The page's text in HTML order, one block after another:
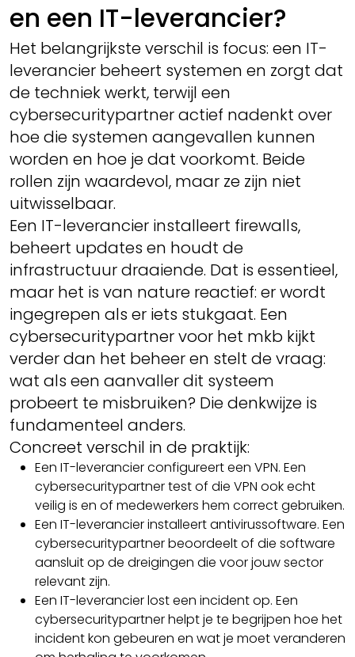
en een IT-leverancier?
Het belangrijkste verschil is focus: een IT-
leverancier beheert systemen en zorgt dat
de techniek werkt, terwijl een
cybersecuritypartner actief nadenkt over
hoe die systemen aangevallen kunnen
worden en hoe je dat voorkomt. Beide
rollen zijn waardevol, maar ze zijn niet
uitwisselbaar.
Een IT-leverancier installeert firewalls,
beheert updates en houdt de
infrastructuur draaiende. Dat is essentieel,
maar het is van nature reactief: er wordt
ingegrepen als er iets stukgaat. Een
cybersecuritypartner voor het mkb kijkt
verder dan het beheer en stelt de vraag:
wat als een aanvaller dit systeem
probeert te misbruiken? Die denkwijze is
fundamenteel anders.
Concreet verschil in de praktijk:
Een IT-leverancier configureert een VPN. Een
cybersecuritypartner test of die VPN ook echt
veilig is en of medewerkers hem correct gebruiken.
Een IT-leverancier installeert antivirussoftware. Een
cybersecuritypartner beoordeelt of die software
aansluit op de dreigingen die voor jouw sector
relevant zijn.
Een IT-leverancier lost een incident op. Een
cybersecuritypartner helpt je te begrijpen hoe het
incident kon gebeuren en wat je moet veranderen